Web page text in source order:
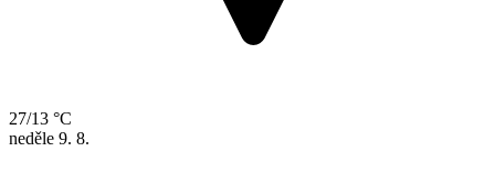
27/13 °C
neděle 9. 8.